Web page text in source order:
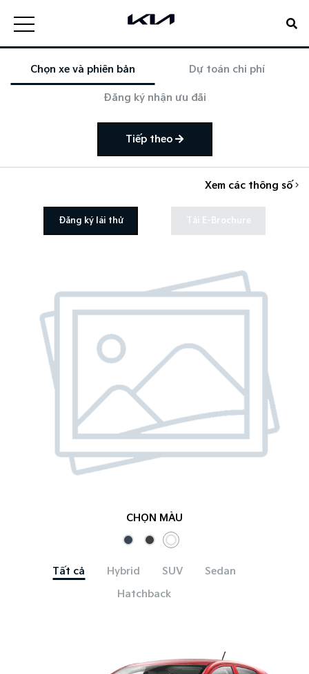
Chọn xe và phiên bản Dự toán chi phí
Đăng ký nhận ưu đãi
Tiếp theo
Xem các thông số
Đăng ký lái thử Tải E-Brochure
CHỌN MÀU
Tất cả Hybrid SUV
Sedan
Hatchback